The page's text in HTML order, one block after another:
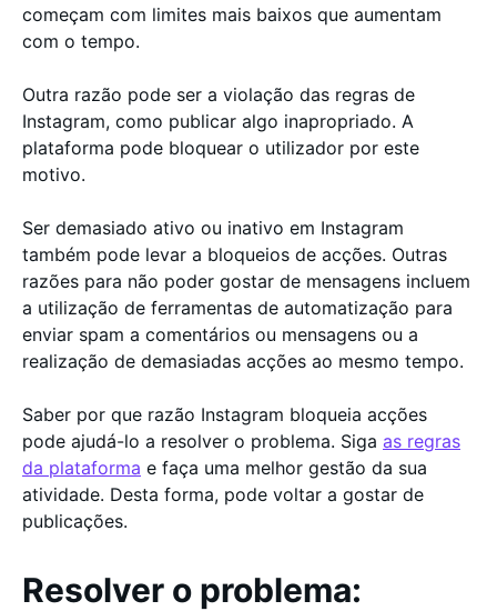
começam com limites mais baixos que aumentam
com o tempo.
Outra razão pode ser a violação das regras de
Instagram, como publicar algo inapropriado. A
plataforma pode bloquear o utilizador por este
motivo.
Ser demasiado ativo ou inativo em Instagram
também pode levar a bloqueios de acções. Outras
razões para não poder gostar de mensagens incluem
a utilização de ferramentas de automatização para
enviar spam a comentários ou mensagens ou a
realização de demasiadas acções ao mesmo tempo.
Saber por que razão Instagram bloqueia acções
pode ajudá-lo a resolver o problema. Siga as regras
da plataforma e faça uma melhor gestão da sua
atividade. Desta forma, pode voltar a gostar de
publicações.
Resolver o problema: